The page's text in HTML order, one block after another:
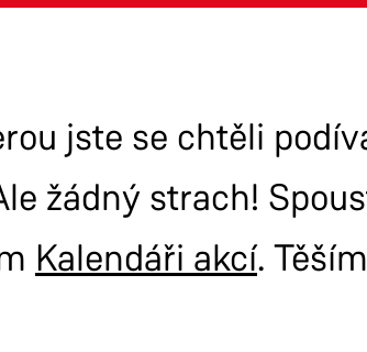
jste se chtěli
žádný strach!
Kalendáři akcí.